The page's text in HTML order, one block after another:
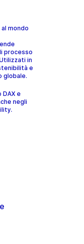
mondo
processo
in
e
globale.
e
negli